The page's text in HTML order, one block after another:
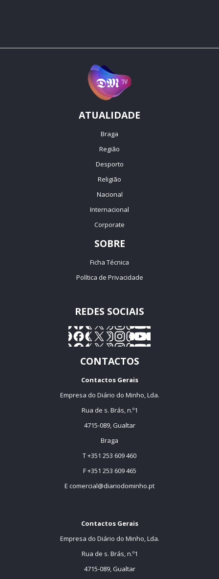
ATUALIDADE
Braga
Região
Desporto
Religião
Nacional
Internacional
Corporate
SOBRE
Ficha Técnica
Política de Privacidade
REDES SOCIAIS
CONTACTOS
Contactos Gerais
Empresa do Diário do Minho, Lda.
Rua de s. Brás, n.º1
4715-089, Gualtar
Braga
T +351 253 609 460
F +351 253 609 465
E comercial@diariodominho.pt
Contactos Gerais
Empresa do Diário do Minho, Lda.
Rua de s. Brás, n.º1
4715-089, Gualtar